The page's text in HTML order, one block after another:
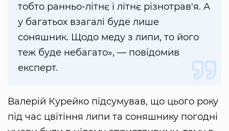
тобто ранньо-літнє і літнє різнотрав'я. А
у багатьох взагалі буде лише
соняшник. Щодо меду з липи, то його
теж буде небагато», — повідомив
експерт.
Валерій Курейко підсумував, що цього року
під час цвітіння липи та соняшнику погодні